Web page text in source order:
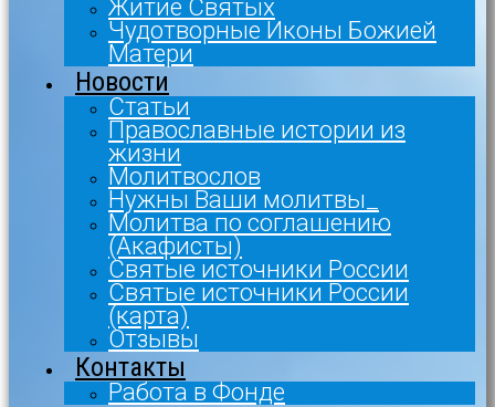
Житие Святых
Чудотворные Иконы Божией
Матери
Новости
Статьи
Православные истории из
жизни
Молитвослов
Нужны Ваши молитвы_
Молитва по соглашению
(Акафисты)
Святые источники России
Святые источники России
(карта)
Отзывы
Контакты
Работа в Фонде